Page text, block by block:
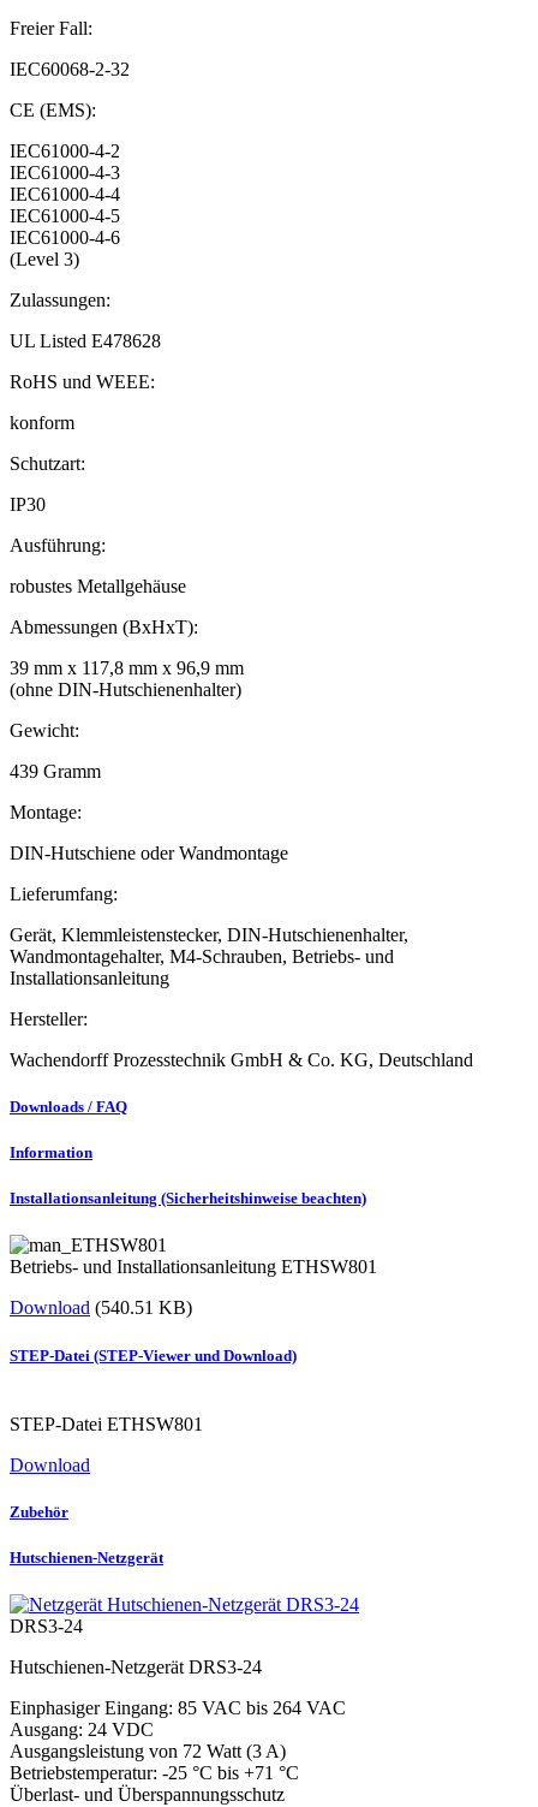
Freier Fall:
IEC60068-2-32
CE (EMS):
IEC61000-4-2
IEC61000-4-3
IEC61000-4-4
IEC61000-4-5
IEC61000-4-6
(Level 3)
Zulassungen:
UL Listed E478628
RoHS und WEEE:
konform
Schutzart:
IP30
Ausführung:
robustes Metallgehäuse
Abmessungen (BxHxT):
39 mm x 117,8 mm x 96,9 mm
(ohne DIN-Hutschienenhalter)
Gewicht:
439 Gramm
Montage:
DIN-Hutschiene oder Wandmontage
Lieferumfang:
Gerät, Klemmleistenstecker, DIN-Hutschienenhalter,
Wandmontagehalter, M4-Schrauben, Betriebs- und
Installationsanleitung
Hersteller:
Wachendorff Prozesstechnik GmbH & Co. KG, Deutschland
Downloads / FAQ
Information
Installationsanleitung (Sicherheitshinweise beachten)
Betriebs- und Installationsanleitung ETHSW801
Download (540.51 KB)
STEP-Datei (STEP-Viewer und Download)
STEP-Datei ETHSW801
Download
Zubehör
Hutschienen-Netzgerät
DRS3-24
Hutschienen-Netzgerät DRS3-24
Einphasiger Eingang: 85 VAC bis 264 VAC
Ausgang: 24 VDC
Ausgangsleistung von 72 Watt (3 A)
Betriebstemperatur: -25 °C bis +71 °C
Überlast- und Überspannungsschutz